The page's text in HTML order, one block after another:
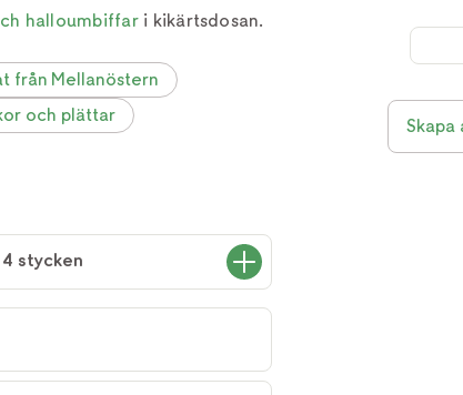
halloumbiffari kikärtsdosan.
från Mellanöstern
och plättar
4 stycken
Skapa